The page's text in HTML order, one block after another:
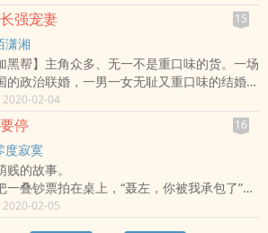
她恨的，通通被她送进了地狱，她却没有了活
。
眼睛，看着镜子里面自己痛恨到骨子里面的
么自己会变成自己的继母那个恶
堆逆天的搞笑，一个逆天的故事
海棠文社作品：梦东园《吕汉》七叶树《建
《黑炎帝》柳暗花溟《驱魔人》劫火红莲《黄
兰非《失忆皇帝》翡翠冷《收妖少年》水晶
龙》子丑《浪子佣兵传》雅
强宠妻 15
潇湘
黑帮】主角众多、无一不是重口味的货。一场
的政治联婚，一男一女无耻又重口味的结婚
都以为他们是省委书记的孙子和军委主的孙
…他是意大利军事军长？还是意大利黑手党的
是享誉国际的天才医生？还是炼狱堂的第一杀
两个敌对的组织，一场婚姻背道而驰。他们能
界，却征服不了这场狗血的婚姻。情节一：一
爱执行一次盗取黑手党芯片的任务，居然杯具
只狡猾的野狼，在她着了他的道以后，她才更
2020-02-04
停 16
度寂寞
的故事。
一叠钞票拍在桌上，“聂左，你被我承包了”
眼票子，哂笑一声：“我很贵的”说完，转身就
2020-02-05